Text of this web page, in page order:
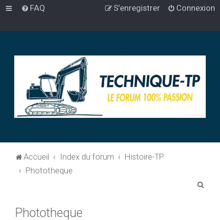
FAQ Connexion
S’enregistrer
Accueil Index du forum
Histoire-TP
Phototheque
Phototheque